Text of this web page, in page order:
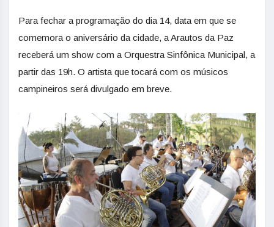
Para fechar a programação do dia 14, data em que se
comemora o aniversário da cidade, a Arautos da Paz
receberá um show com a Orquestra Sinfônica Municipal, a
partir das 19h. O artista que tocará com os músicos
campineiros será divulgado em breve.